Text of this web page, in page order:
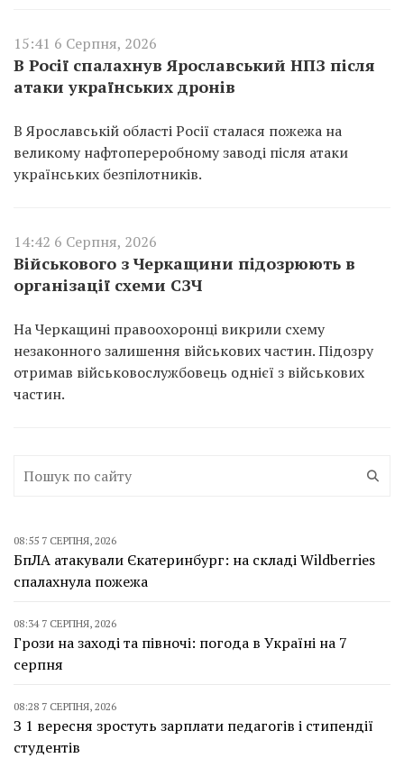
15:41 6 Серпня, 2026
В Росії спалахнув Ярославський НПЗ після
атаки українських дронів
В Ярославській області Росії сталася пожежа на
великому нафтопереробному заводі після атаки
українських безпілотників.
14:42 6 Серпня, 2026
Військового з Черкащини підозрюють в
організації схеми СЗЧ
На Черкащині правоохоронці викрили схему
незаконного залишення військових частин. Підозру
отримав військовослужбовець однієї з військових
частин.
08:55 7 СЕРПНЯ, 2026
БпЛА атакували Єкатеринбург: на складі Wildberries
спалахнула пожежа
08:34 7 СЕРПНЯ, 2026
Грози на заході та півночі: погода в Україні на 7
серпня
08:28 7 СЕРПНЯ, 2026
З 1 вересня зростуть зарплати педагогів і стипендії
студентів